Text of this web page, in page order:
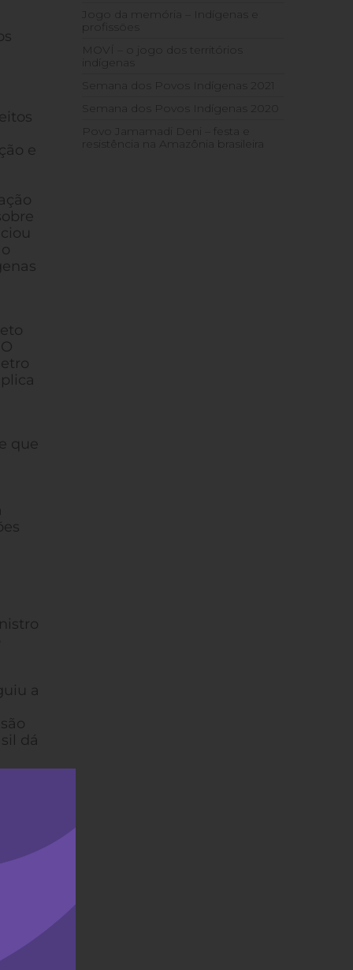
e
que
a
dá
e
e
Jogo da memória – Indígenas e
profissões
MOVÍ – o jogo dos territórios
indígenas
Semana dos Povos Indígenas 2021
Semana dos Povos Indígenas 2020
Povo Jamamadi Deni – festa e
resistência na Amazônia brasileira